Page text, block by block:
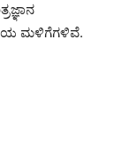
ಮಳಿಗೆಗಳಿವೆ.